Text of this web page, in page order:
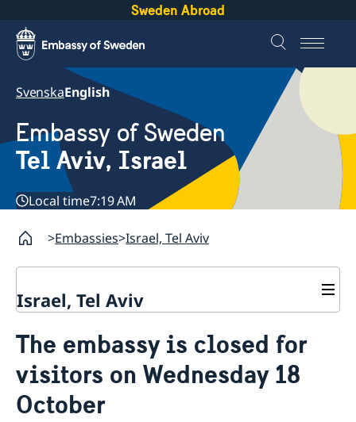
Sweden Abroad
SvenskaEnglish
Embassy of Sweden
Tel Aviv, Israel
Local time7:19 AM
Embassies Israel, Tel Aviv
Israel, Tel Aviv
About the Embassy
Open positions
GDPR
News
The embassy is closed for
visitors on Wednesday 18
October